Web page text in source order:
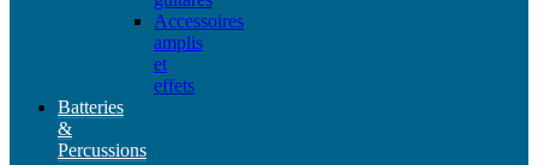
Accessoires
amplis
et
effets
Batteries
&
Percussions